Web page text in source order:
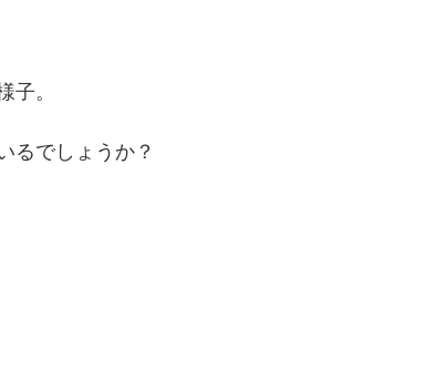
子。
るでしょうか？